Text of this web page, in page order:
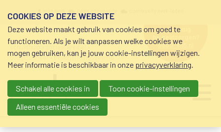
schuldhulp • sociaal krediet •
budgetbeheer • beschermingsbewind
hulp nodig
bij geldzorgen?
0800-8115.nl
Main navigation
COOKIES OP DEZE WEBSITE
Deze website maakt gebruik van cookies om goed te
functioneren. Als je wilt aanpassen welke cookies we
mogen gebruiken, kan je jouw cookie-instellingen wijzigen.
Meer informatie is beschikbaar in onze privacyverklaring.
Schakel alle cookies in
Toon cookie-instellingen
Alleen essentiële cookies